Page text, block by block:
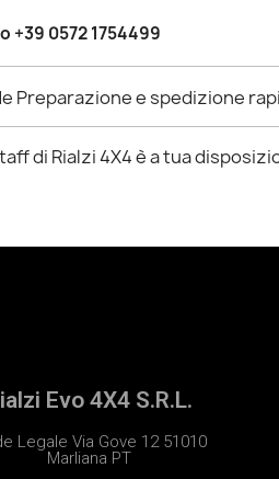
+39 0572 1754499
Evo 4X4 S.R.L.
Legale Via Gove 12 51010
Marliana PT